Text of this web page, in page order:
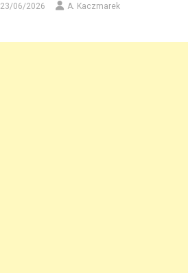
23/06/2026 A. Kaczmarek